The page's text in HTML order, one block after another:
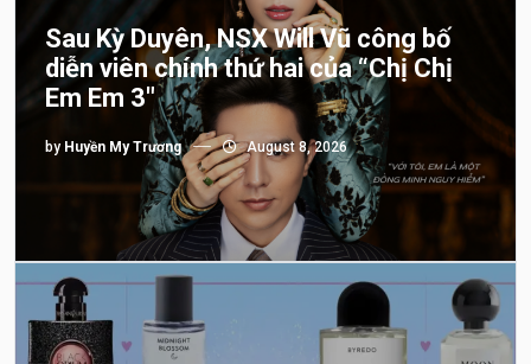
Sau Kỳ Duyên, NSX Will Vũ công bố
diễn viên chính thứ hai của “Chị Chị
Em Em 3″
by Huyền My Trương August 8, 2026